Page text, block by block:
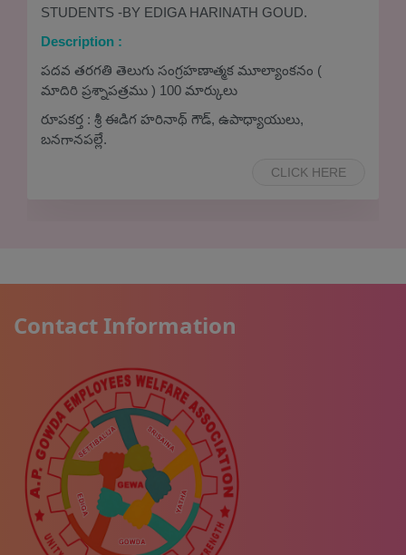
2022/10/09
STUDENTS -BY EDIGA HARINATH GOUD.
Description :
పదవ తరగతి తెలుగు సంగ్రహణాత్మక మూల్యాంకనం (
మాదిరి ప్రశ్నాపత్రము ) 100 మార్కులు
రూపకర్త : శ్రీ ఈడిగ హరినాథ్ గౌడ్, ఉపాధ్యాయులు,
బనగానపల్లే.
CLICK HERE
Contact Information